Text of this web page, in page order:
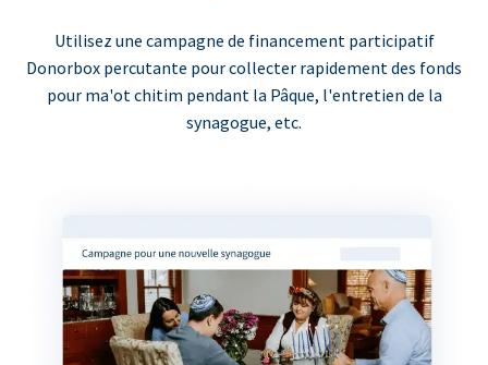
Utilisez une campagne de financement participatif
Donorbox percutante pour collecter rapidement des fonds
pour ma'ot chitim pendant la Pâque, l'entretien de la
synagogue, etc.